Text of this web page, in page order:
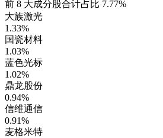
前 8 大成分股合计占比 7.77%
大族激光
1.33%
国瓷材料
1.03%
蓝色光标
1.02%
鼎龙股份
0.94%
信维通信
0.91%
麦格米特